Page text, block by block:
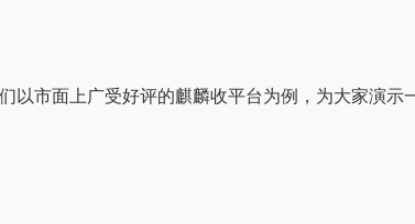
以市面上广受好评的麒麟收平台为例，为大家演示